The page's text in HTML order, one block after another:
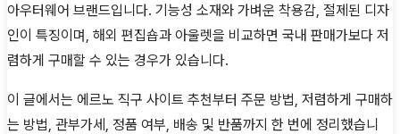
아우터웨어 브랜드입니다. 기능성 소재와 가벼운 착용감, 절제된 디자
인이 특징이며, 해외 편집숍과 아울렛을 비교하면 국내 판매가보다 저
렴하게 구매할 수 있는 경우가 있습니다.
이 글에서는 에르노 직구 사이트 추천부터 주문 방법, 저렴하게 구매하
는 방법, 관부가세, 정품 여부, 배송 및 반품까지 한 번에 정리했습니